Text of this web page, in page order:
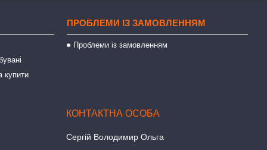
купити
ПРОБЛЕМИ ІЗ ЗАМОВЛЕННЯМ
Проблеми із замовленням
Сергій Володимир Ольга